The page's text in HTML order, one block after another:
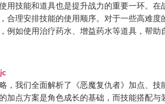
用技能和道具也是提升战力的重要一环。
合理安排技能的使用顺序。对于一些高难
例如使用治疗药水、增益药水等道具，帮助
，我们全面解析了《恶魔复仇者》加点、
加点方案是角色成长的基础，而技能搭配与